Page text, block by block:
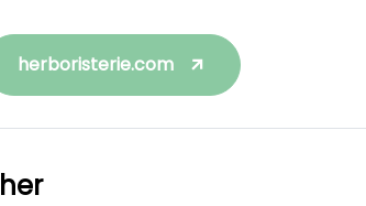
herboristerie.com